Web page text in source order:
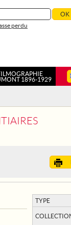
perdu
1896-1929
TYPE